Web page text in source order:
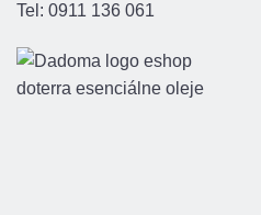
Tel: 0911 136 061